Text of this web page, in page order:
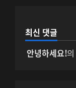
최신 댓글
안녕하세요!의